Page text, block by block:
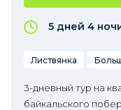
5 дней 4
Листвянка
3-дневный тур на
байкальского